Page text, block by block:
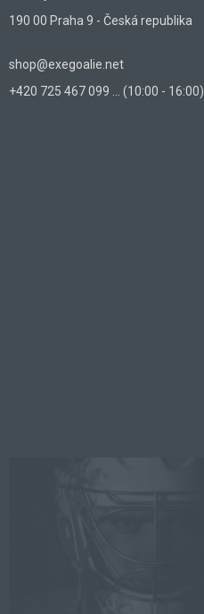
190 00 Praha 9 - Česká republika
shop@exegoalie.net
+420 725 467 099 ... (10:00 - 16:00)